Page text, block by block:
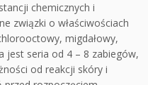
chemicznych i
związki o właściwościach
migdałowy,
jest seria od 4 – 8 zabiegów,
od reakcji skóry i